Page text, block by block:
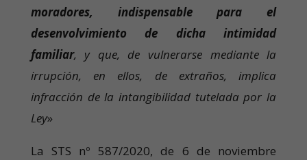
moradores, indispensable para el
desenvolvimiento de dicha intimidad
familiar, y que, de vulnerarse mediante la
irrupción, en ellos, de extraños, implica
infracción de la intangibilidad tutelada por la
Ley»
La STS nº 587/2020, de 6 de noviembre